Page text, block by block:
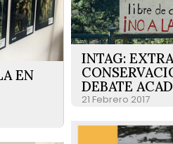
EN
INTAG:
DEBATE
21 Febrero 2017